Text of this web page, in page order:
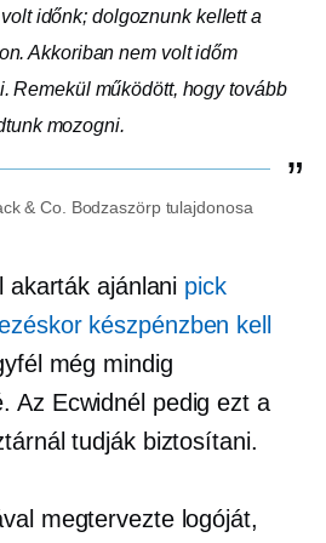
időnk; dolgoznunk kellett a
Akkoriban nem volt időm
Remekül működött, hogy tovább
mozogni.
& Co. Bodzaszörp tulajdonosa
akarták ajánlani pick
készpénzben kell
még mindig
Az Ecwidnél pedig ezt a
tudják biztosítani.
megtervezte logóját,